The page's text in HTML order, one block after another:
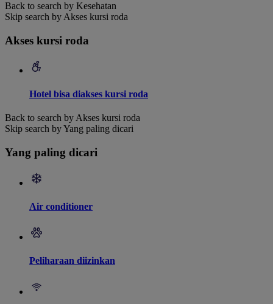
Back to search by Kesehatan
Skip search by Akses kursi roda
Akses kursi roda
Hotel bisa diakses kursi roda
Back to search by Akses kursi roda
Skip search by Yang paling dicari
Yang paling dicari
Air conditioner
Peliharaan diizinkan